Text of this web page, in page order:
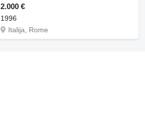
2.000 €
1996
Italija, Rome